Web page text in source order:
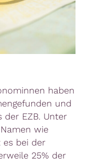
haben
und
der EZB. Unter
wie
es bei der
25% der